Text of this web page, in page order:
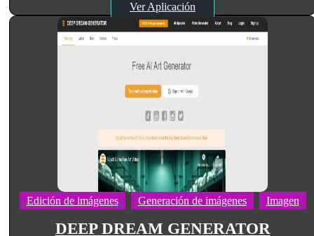
Ver Aplicación
Edición de imágenes Generación de imágenes Imagen
DEEP DREAM GENERATOR